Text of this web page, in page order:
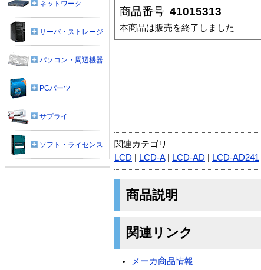
商品番号 41015313
本商品は販売を終了しました
関連カテゴリ
LCD
LCD-A| LCD-AD LCD-AD241
商品説明
関連リンク
メーカ商品情報
ネットワーク
サーバ・ストレージ
パソコン・周辺機器
PCパーツ
サプライ
ソフト・ライセンス